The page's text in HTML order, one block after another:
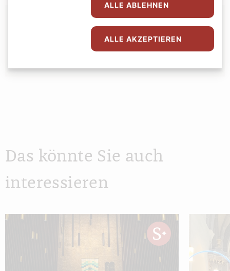
Agathe Lauber-Gansterer
Das könnte Sie auch
interessieren
ALLE ABLEHNEN
ALLE AKZEPTIEREN